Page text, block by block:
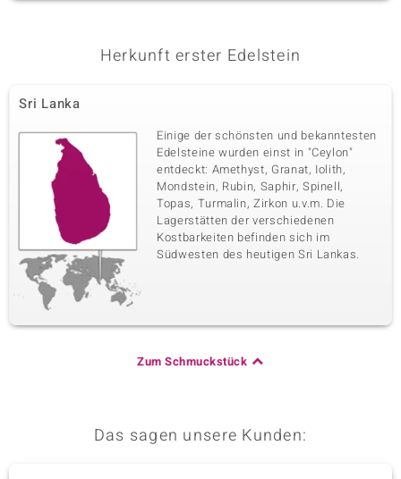
Herkunft erster Edelstein
Sri Lanka
Einige der schönsten und bekanntesten
Edelsteine wurden einst in "Ceylon"
entdeckt: Amethyst, Granat, Iolith,
Mondstein, Rubin, Saphir, Spinell,
Topas, Turmalin, Zirkon u.v.m. Die
Lagerstätten der verschiedenen
Kostbarkeiten befinden sich im
Südwesten des heutigen Sri Lankas.
Zum Schmuckstück
Das sagen unsere Kunden: